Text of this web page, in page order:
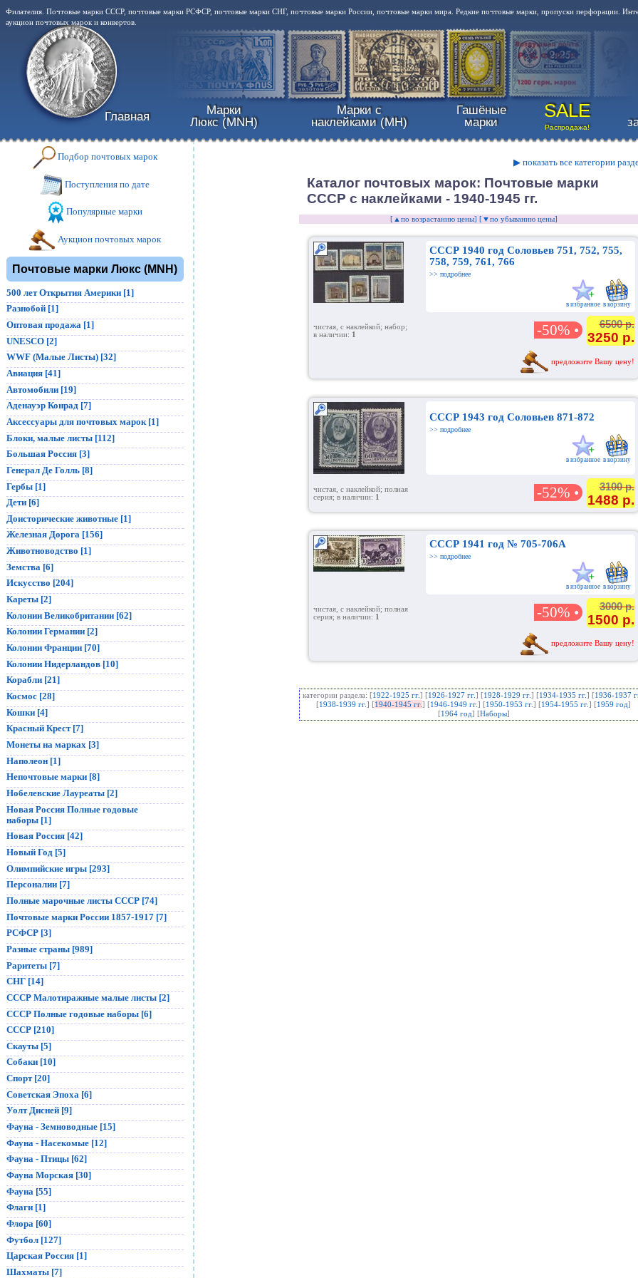
Филателия. Почтовые марки СССР, почтовые марки РСФСР, почтовые марки СНГ, почтовые марки России, почтовые марки мира. Редкие почтовые марки, пропуски перфорации.
аукцион почтовых марок и конвертов.
Главная
Марки
Люкс (MNH)
Марки с
наклейками (MH)
Гашёные
марки
SALE
Распродажа!
Подбор почтовых марок
Поступления по дате
Популярные марки
Аукцион почтовых марок
Почтовые марки Люкс (MNH)
500 лет Открытия Америки [1]
Разнобой [1]
Оптовая продажа [1]
UNESCO [2]
WWF (Малые Листы) [32]
Авиация [41]
Автомобили [19]
Аденауэр Конрад [7]
Аксессуары для почтовых марок [1]
Блоки, малые листы [112]
Большая Россия [3]
Генерал Де Голль [8]
Гербы [1]
Дети [6]
Доисторические животные [1]
Железная Дорога [156]
Животноводство [1]
Земства [6]
Искусство [204]
Кареты [2]
Колонии Великобритании [62]
Колонии Германии [2]
Колонии Франции [70]
Колонии Нидерландов [10]
Корабли [21]
Космос [28]
Кошки [4]
Красный Крест [7]
Монеты на марках [3]
Наполеон [1]
Непочтовые марки [8]
Нобелевские Лауреаты [2]
Новая Россия Полные годовые
наборы [1]
Новая Россия [42]
Новый Год [5]
Олимпийские игры [293]
Персоналии [7]
Полные марочные листы СССР [74]
Почтовые марки России 1857-1917 [7]
РСФСР [3]
Разные страны [989]
Раритеты [7]
СНГ [14]
СССР Малотиражные малые листы [2]
СССР Полные годовые наборы [6]
СССР [210]
Скауты [5]
Собаки [10]
Спорт [20]
Советская Эпоха [6]
Уолт Дисней [9]
Фауна - Земноводные [15]
Фауна - Насекомые [12]
Фауна - Птицы [62]
Фауна Морская [30]
Фауна [55]
Флаги [1]
Флора [60]
Футбол [127]
Царская Россия [1]
Шахматы [7]
▶ показать все категории
Каталог почтовых марок: Почтовые марки
СССР с наклейками - 1940-1945 гг.
[▲по возрастанию цены] [▼по убыванию цены]
СССР 1940 год Соловьев 751, 752, 755,
758, 759, 761, 766
>> подробнее
в избранное в корзину
чистая, с наклейкой; набор;
в наличии: 1 -50% • 6500 р.
3250 р.
предложите Вашу цену!
CCCР 1943 год Соловьев 871-872
>> подробнее
в избранное в корзину
чистая, с наклейкой; полная
серия; в наличии: 1 -52% • 3100 р.
1488 р.
СССР 1941 год № 705-706А
>> подробнее
в избранное в корзину
чистая, с наклейкой; полная
серия; в наличии: 1 -50% • 3000 р.
1500 р.
предложите Вашу цену!
категории раздела: [1922-1925 гг.] [1926-1927 гг.] [1928-1929 гг.] [1934-1935 гг.] [1936-1937
[1938-1939 гг.] [1940-1945 гг.] [1946-1949 гг.] [1950-1953 гг.] [1954-1955 гг.] [1959 год]
[1964 год] [Наборы]